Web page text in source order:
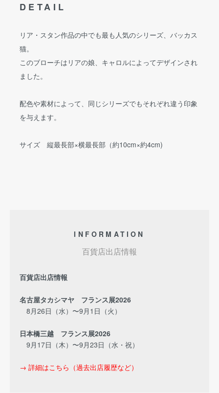
DETAIL
リア・スタン作品の中でも最も人気のシリーズ、バッカス
猫。
このブローチはリアの娘、キャロルによってデザインされ
ました。
配色や素材によって、同じシリーズでもそれぞれ違う印象
を与えます。
サイズ 縦最長部×横最長部（約10cm×約4cm)
INFORMATION
百貨店出店情報
百貨店出店情報
名古屋タカシマヤ フランス展2026
8月26日（水）〜9月1日（火）
日本橋三越 フランス展2026
9月17日（木）〜9月23日（水・祝）
→ 詳細はこちら（過去出店履歴など）